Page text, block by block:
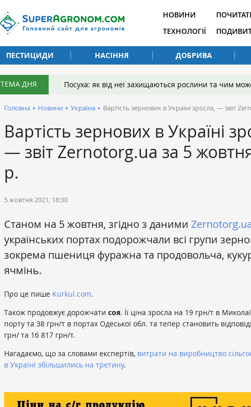
НОВИНИ
ТЕХНОЛОГІЇ
ПЕСТИЦИДИ
НАСІННЯ ДОБРИВА
ТЕМА ДНЯ Посуха: як від неї захищаються рослини та чим
Головна • Новини • Україна • Вартість зернових в Україні зросла, — звіт
Вартість зернових в Україні
— звіт Zernotorg.ua за 5
р.
5 жовтня 2021, 18:30
Станом на 5 жовтня, згідно з даними
українських портах подорожчали всі групи
зокрема пшениця фуражна та продовольча,
ячмінь.
Про це пише Kurkul.com.
Також продовжує дорожчати соя. Її ціна зросла на 19 грн/т в
порту та 38 грн/т в портах Одеської обл. та тепер становить
грн/ та 16 817 грн/т.
Нагадаємо, що за словами експертів, витрати на виробництво
в Україні збільшились на третину.